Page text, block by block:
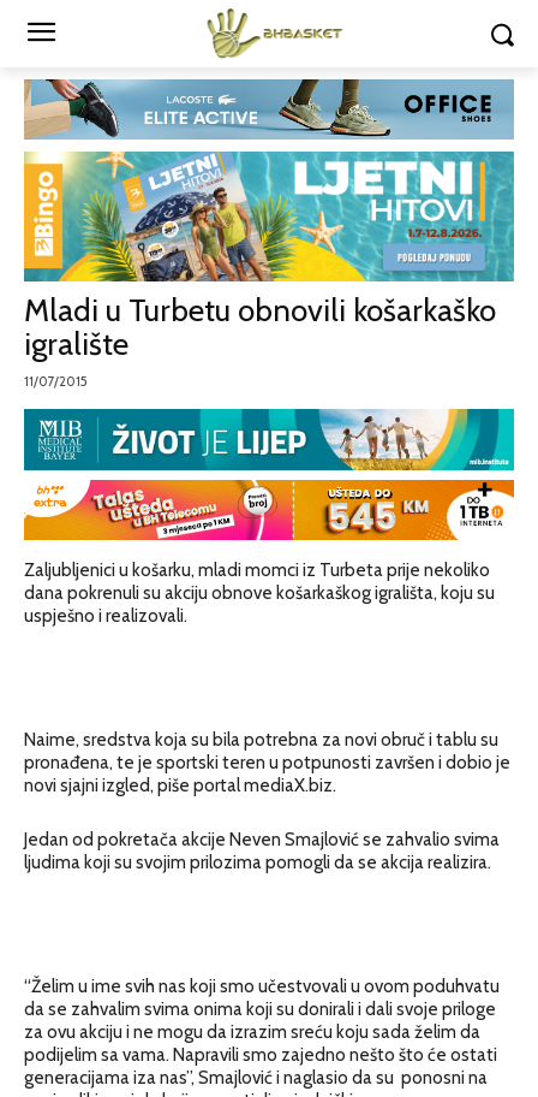
Mladi u Turbetu obnovili košarkaško
igralište
11/07/2015
Zaljubljenici u košarku, mladi momci iz Turbeta prije nekoliko
dana pokrenuli su akciju obnove košarkaškog igrališta, koju su
uspješno i realizovali.
Naime, sredstva koja su bila potrebna za novi obruč i tablu su
pronađena, te je sportski teren u potpunosti završen i dobio je
novi sjajni izgled, piše portal mediaX.biz.
Jedan od pokretača akcije Neven Smajlović se zahvalio svima
ljudima koji su svojim prilozima pomogli da se akcija realizira.
“Želim u ime svih nas koji smo učestvovali u ovom poduhvatu
da se zahvalim svima onima koji su donirali i dali svoje priloge
za ovu akciju i ne mogu da izrazim sreću koju sada želim da
podijelim sa vama. Napravili smo zajedno nešto što će ostati
generacijama iza nas”, Smajlović i naglasio da su ponosni na